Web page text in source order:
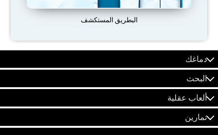
البطريق المستكشف
دماغك
البحث
ألعاب عقلية
تمارين